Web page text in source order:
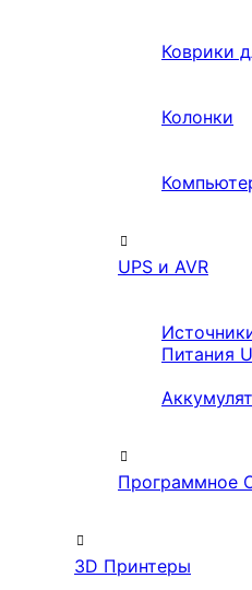
Коврики
Колонки
UPS и AVR
Питания
Программное
3D Принтеры